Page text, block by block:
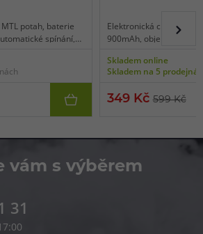
potah, baterie
spínání,
vrchní plnění,
Elektronická cigareta -
900mAh, objem 2ml,
regulace air-flow,
indikace stavu baterie.
Skladem online
Skladem na 5
349 Kč599 Kč
vám s výběrem
31